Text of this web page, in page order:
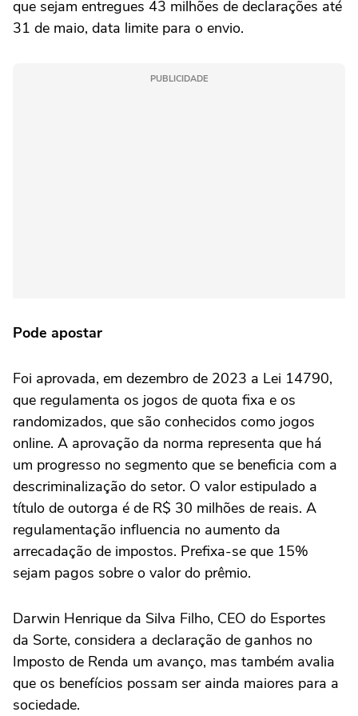
que sejam entregues 43 milhões de declarações até
31 de maio, data limite para o envio.
PUBLICIDADE
Pode apostar
Foi aprovada, em dezembro de 2023 a Lei 14790,
que regulamenta os jogos de quota fixa e os
randomizados, que são conhecidos como jogos
online. A aprovação da norma representa que há
um progresso no segmento que se beneficia com a
descriminalização do setor. O valor estipulado a
título de outorga é de R$ 30 milhões de reais. A
regulamentação influencia no aumento da
arrecadação de impostos. Prefixa-se que 15%
sejam pagos sobre o valor do prêmio.
Darwin Henrique da Silva Filho, CEO do Esportes
da Sorte, considera a declaração de ganhos no
Imposto de Renda um avanço, mas também avalia
que os benefícios possam ser ainda maiores para a
sociedade.